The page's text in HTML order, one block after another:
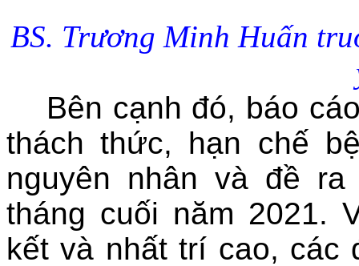
BS. Trương Minh Huấn
Bên cạnh đó, báo
thách thức, hạn chế
nguyên nhân và đề
tháng cuối năm 2021.
kết và nhất trí cao, các